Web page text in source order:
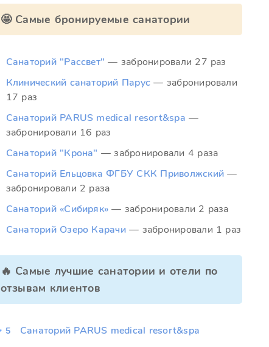
🤩 Самые бронируемые санатории
Санаторий "Рассвет" — забронировали 27 раз
Клинический санаторий Парус — забронировали
17 раз
Санаторий PARUS medical resort&spa —
забронировали 16 раз
Санаторий "Крона" — забронировали 4 раза
Санаторий Ельцовка ФГБУ СКК Приволжский —
забронировали 2 раза
Санаторий «Сибиряк» — забронировали 2 раза
Санаторий Озеро Карачи — забронировали 1 раз
🔥 Самые лучшие санатории и отели по
отзывам клиентов
5 Санаторий PARUS medical resort&spa